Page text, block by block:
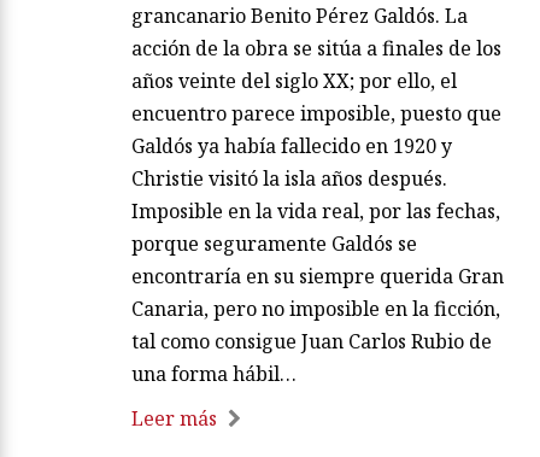
grancanario Benito Pérez Galdós. La
acción de la obra se sitúa a finales de los
años veinte del siglo XX; por ello, el
encuentro parece imposible, puesto que
Galdós ya había fallecido en 1920 y
Christie visitó la isla años después.
Imposible en la vida real, por las fechas,
porque seguramente Galdós se
encontraría en su siempre querida Gran
Canaria, pero no imposible en la ficción,
tal como consigue Juan Carlos Rubio de
una forma hábil…
Leer más